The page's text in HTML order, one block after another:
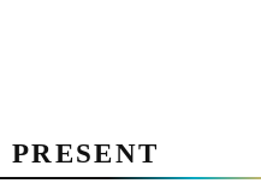
PRESENT